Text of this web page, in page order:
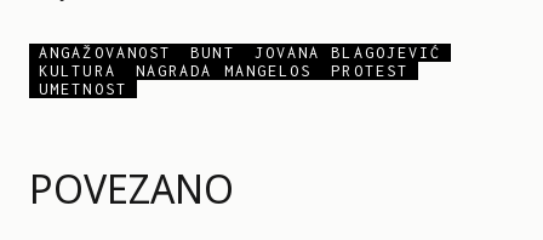
POVEZANO
ANGAŽOVANOST BUNT
JOVANA BLAGOJEVIĆ
KULTURA
NAGRADA MANGELOS
PROTEST
UMETNOST